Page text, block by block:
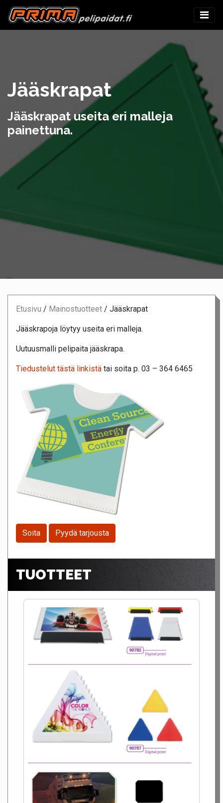
Jääskrapat
Jääskrapat useita eri malleja
painettuna.
Etusivu / Mainostuotteet / Jääskrapat
Jääskrapoja löytyy useita eri malleja.
Uutuusmalli pelipaita jääskrapa.
Tiedustelut tästä linkistä tai soita p. 03 – 364 6465
Soita Pyydä tarjousta
TUOTTEET